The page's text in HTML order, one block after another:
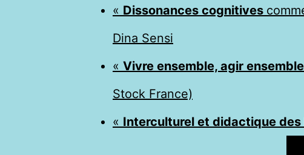
« Dissonances cognitives
Dina Sensi
« Vivre ensemble, agir ensemble
Stock France)
« Interculturel et didactique des